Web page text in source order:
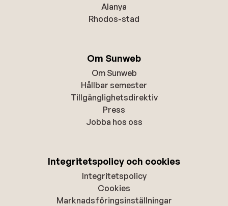
Alanya
Rhodos-stad
Om Sunweb
Om Sunweb
Hållbar semester
Tillgänglighetsdirektiv
Press
Jobba hos oss
Integritetspolicy och cookies
Integritetspolicy
Cookies
Marknadsföringsinställningar